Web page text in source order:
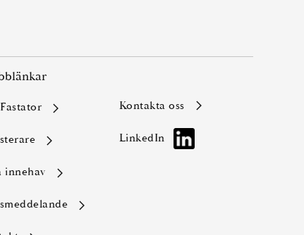
Fastator
innehav
kontakta oss
LinkedIn